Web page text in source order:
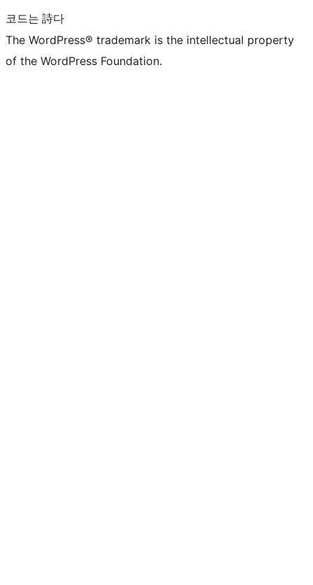
코드는 詩다
The WordPress® trademark is the intellectual property
of the WordPress Foundation.